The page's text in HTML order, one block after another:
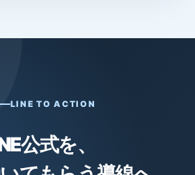
LINE TO ACTION
公式を、